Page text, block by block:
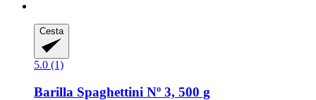
Cesta
5.0 (1)
Barilla Spaghettini Nº 3, 500 g